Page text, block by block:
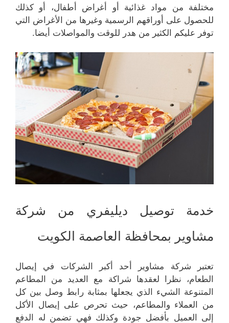
مختلفة من مواد غذائية أو أغراض أطفال، أو كذلك
للحصول على أوراقهم الرسمية وغيرها من الأغراض التي
توفر عليكم الكثير من هدر للوقت والمواصلات أيضا.
خدمة توصيل ديليفري من شركة
مشاوير بمحافظة العاصمة الكويت
تعتبر شركة مشاوير أحد أكبر الشركات في إيصال
الطعام، نظرا لعقدها شراكة مع العديد من المطاعم
المتنوعة الشيء الذي يجعلها بمثابة رابط وصل بين كل
من العملاء والمطاعم، حيث تحرص على إيصال الأكل
إلى العميل بأفضل جودة وكذلك فهي تضمن له الدفع